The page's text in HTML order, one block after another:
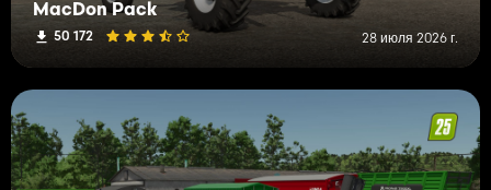
MacDon Pack
50 172 28 июля 2026 г.